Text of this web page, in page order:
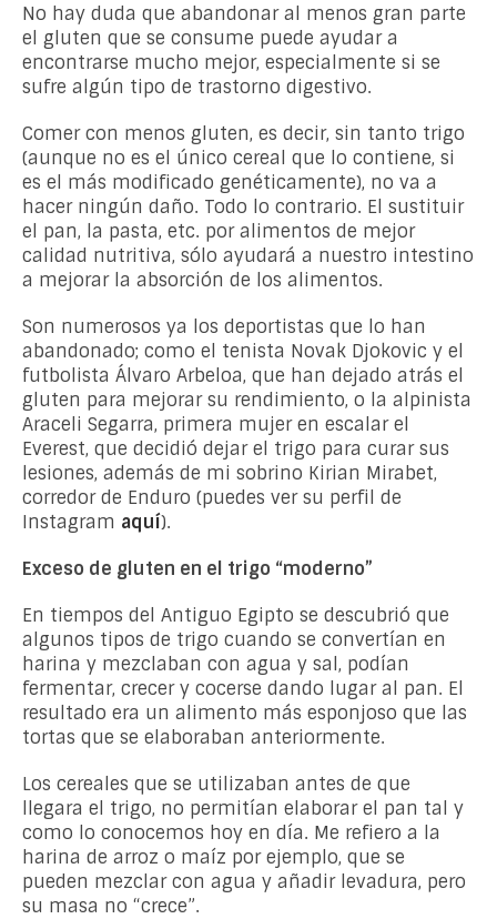
No hay duda que abandonar al menos gran parte
el gluten que se consume puede ayudar a
encontrarse mucho mejor, especialmente si se
sufre algún tipo de trastorno digestivo.
Comer con menos gluten, es decir, sin tanto trigo
(aunque no es el único cereal que lo contiene, si
es el más modificado genéticamente), no va a
hacer ningún daño. Todo lo contrario. El sustituir
el pan, la pasta, etc. por alimentos de mejor
calidad nutritiva, sólo ayudará a nuestro intestino
a mejorar la absorción de los alimentos.
Son numerosos ya los deportistas que lo han
abandonado; como el tenista Novak Djokovic y el
futbolista Álvaro Arbeloa, que han dejado atrás el
gluten para mejorar su rendimiento, o la alpinista
Araceli Segarra, primera mujer en escalar el
Everest, que decidió dejar el trigo para curar sus
lesiones, además de mi sobrino Kirian Mirabet,
corredor de Enduro (puedes ver su perfil de
Instagram aquí).
Exceso de gluten en el trigo “moderno”
En tiempos del Antiguo Egipto se descubrió que
algunos tipos de trigo cuando se convertían en
harina y mezclaban con agua y sal, podían
fermentar, crecer y cocerse dando lugar al pan. El
resultado era un alimento más esponjoso que las
tortas que se elaboraban anteriormente.
Los cereales que se utilizaban antes de que
llegara el trigo, no permitían elaborar el pan tal y
como lo conocemos hoy en día. Me refiero a la
harina de arroz o maíz por ejemplo, que se
pueden mezclar con agua y añadir levadura, pero
su masa no “crece”.